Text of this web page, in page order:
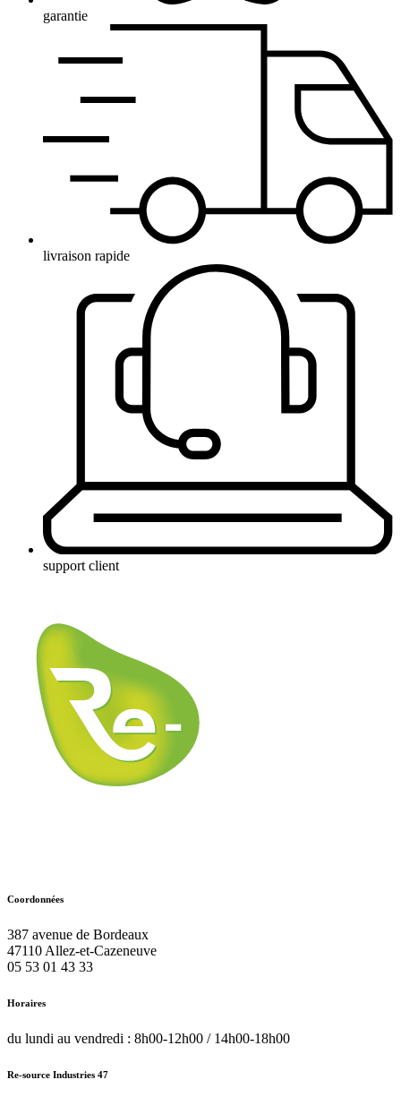
garantie
livraison rapide
support client
Coordonnées
387 avenue de Bordeaux
47110 Allez-et-Cazeneuve
05 53 01 43 33
Horaires
du lundi au vendredi : 8h00-12h00 / 14h00-18h00
Re-source Industries 47